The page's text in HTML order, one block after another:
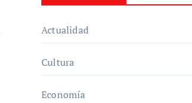
Actualidad
Cultura
Economía